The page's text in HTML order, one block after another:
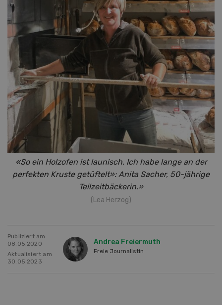
«So ein Holzofen ist launisch. Ich habe lange an der
perfekten Kruste getüftelt»: Anita Sacher, 50-jährige
Teilzeitbäckerin.»
(Lea Herzog)
Publiziert am
08.05.2020
Aktualisiert am
30.05.2023
Andrea Freiermuth
Freie Journalistin